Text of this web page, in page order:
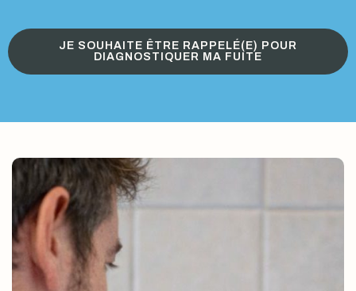
JE SOUHAITE ÊTRE RAPPELÉ(E) POUR
DIAGNOSTIQUER MA FUITE